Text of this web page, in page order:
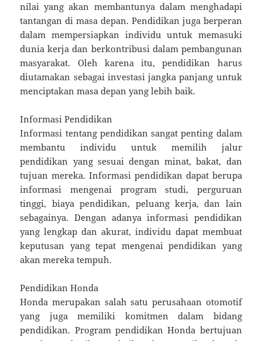
nilai yang akan membantunya dalam menghadapi
tantangan di masa depan. Pendidikan juga berperan
dalam mempersiapkan individu untuk memasuki
dunia kerja dan berkontribusi dalam pembangunan
masyarakat. Oleh karena itu, pendidikan harus
diutamakan sebagai investasi jangka panjang untuk
menciptakan masa depan yang lebih baik.
Informasi Pendidikan
Informasi tentang pendidikan sangat penting dalam
membantu individu untuk memilih jalur
pendidikan yang sesuai dengan minat, bakat, dan
tujuan mereka. Informasi pendidikan dapat berupa
informasi mengenai program studi, perguruan
tinggi, biaya pendidikan, peluang kerja, dan lain
sebagainya. Dengan adanya informasi pendidikan
yang lengkap dan akurat, individu dapat membuat
keputusan yang tepat mengenai pendidikan yang
akan mereka tempuh.
Pendidikan Honda
Honda merupakan salah satu perusahaan otomotif
yang juga memiliki komitmen dalam bidang
pendidikan. Program pendidikan Honda bertujuan